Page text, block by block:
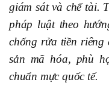
giám sát và chế tài.
pháp luật theo
chống rửa tiền riêng
sản mã hóa, phù
chuẩn mực quốc tế.